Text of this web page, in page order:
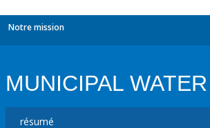
Notre mission
MUNICIPAL